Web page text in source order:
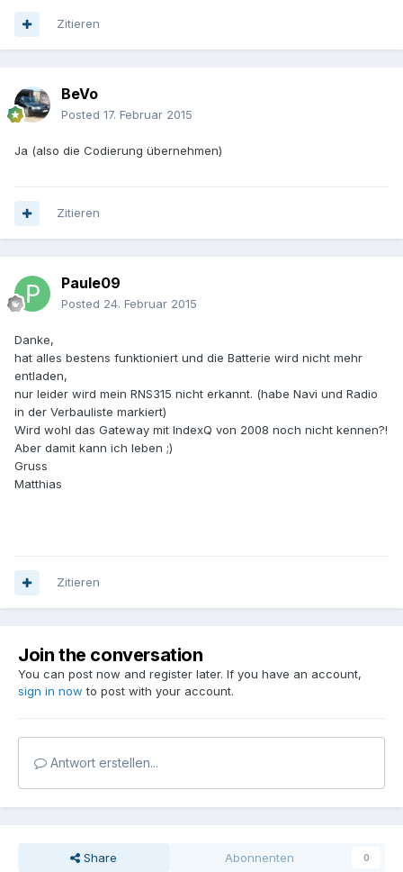
Zitieren
BeVo
Posted 17. Februar 2015
Ja (also die Codierung übernehmen)
Zitieren
Paule09
Posted 24. Februar 2015
Danke,
hat alles bestens funktioniert und die Batterie wird nicht mehr
entladen,
nur leider wird mein RNS315 nicht erkannt. (habe Navi und Radio
in der Verbauliste markiert)
Wird wohl das Gateway mit IndexQ von 2008 noch nicht kennen?!
Aber damit kann ich leben ;)
Gruss
Matthias
Zitieren
Join the conversation
You can post now and register later. If you have an account,
sign in now to post with your account.
Antwort erstellen...
Share Abonnenten 0